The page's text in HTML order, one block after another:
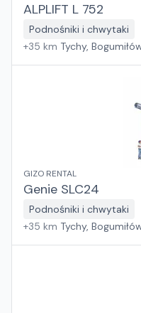
ALPLIFT L 752
Podnośniki i chwytaki
+35 km Tychy,
GIZO RENTAL
Genie SLC24
Podnośniki i chwytaki
+35 km Tychy,